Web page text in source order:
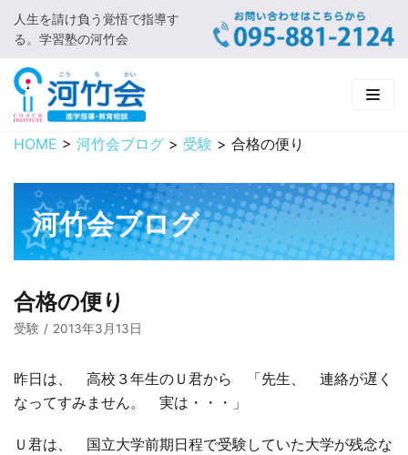
コ
ン
テ
ン
ツ
に
キ
プ
人生を請け負う覚悟で指導す
る。学習塾の河竹会
HOME
新着情報
□ お知らせ
河竹会について
□ 河竹会について
□ よくあるご質問
□ 小学部
□ 高校部
□ 有料体験指導
実 績
□ 2019年合格体験記
HOME > 河竹会ブログ > 受験 > 合格の便り
河竹会ブログ
合格の便り
受験 2013年3月13日
昨日は、 高校３年生のＵ君から 「先生、 連絡が遅く
なってすみません。 実は・・・」
Ｕ君は、 国立大学前期日程で受験していた大学が残念な